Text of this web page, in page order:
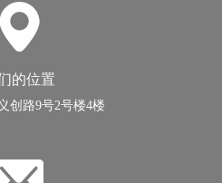
的位置
创路9号2号楼4楼